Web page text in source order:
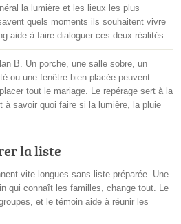
la lumière et les lieux les plus
quels moments ils souhaitent vivre
aide à faire dialoguer ces deux réalités.
B. Un porche, une salle sobre, un
ou une fenêtre bien placée peuvent
tout le mariage. Le repérage sert à la
à savoir quoi faire si la lumière, la pluie
la liste
vite longues sans liste préparée. Une
qui connaît les familles, change tout. Le
et le témoin aide à réunir les